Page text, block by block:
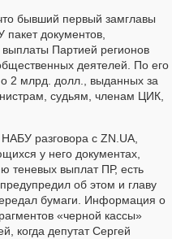
бывший первый замглавы
документов,
Партией регионов
деятелей. По его
2 млрд. долл., выданных за
судьям, членам ЦИК,
разговора с ZN.UA,
у него документах,
теневых выплат ПР, есть
об этом и главу
бумаги. Информация о
«черной кассы»
когда депутат Сергей